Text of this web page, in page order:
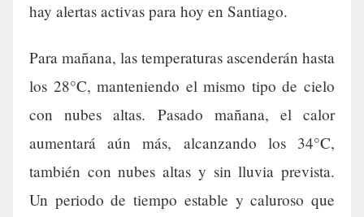
hay alertas activas para hoy en Santiago.
Para mañana, las temperaturas ascenderán hasta
los 28°C, manteniendo el mismo tipo de cielo
con nubes altas. Pasado mañana, el calor
aumentará aún más, alcanzando los 34°C,
también con nubes altas y sin lluvia prevista.
Un periodo de tiempo estable y caluroso que